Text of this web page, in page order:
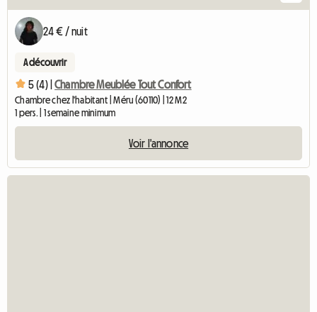
24 € / nuit
A découvrir
5 (4) | Chambre Meublée Tout Confort
Chambre chez l'habitant | Méru (60110) | 12 M2
1 pers. | 1 semaine minimum
Voir l'annonce